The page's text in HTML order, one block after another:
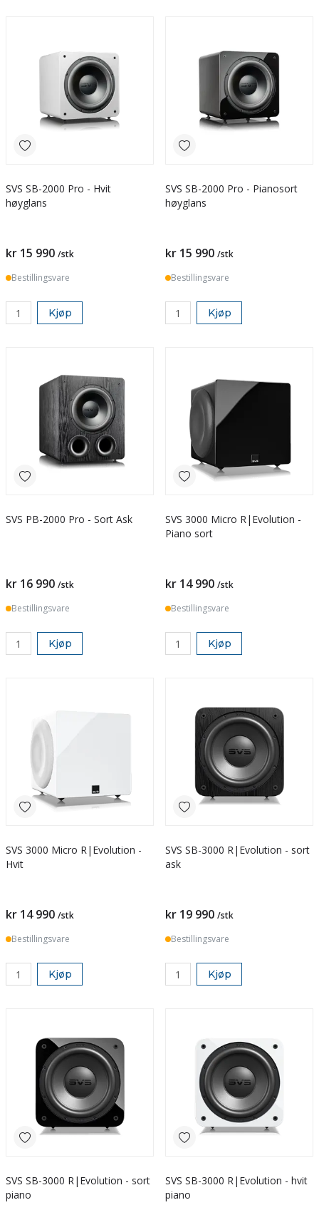
SVS SB-2000 Pro - Hvit
høyglans
kr 15 990 /stk
Bestillingsvare
Kjøp
SVS SB-2000 Pro - Pianosort
høyglans
kr 15 990 /stk
Bestillingsvare
Kjøp
SVS PB-2000 Pro - Sort Ask
kr 16 990 /stk
Bestillingsvare
Kjøp
SVS 3000 Micro R|Evolution -
Piano sort
kr 14 990 /stk
Bestillingsvare
Kjøp
SVS 3000 Micro R|Evolution -
Hvit
kr 14 990 /stk
Bestillingsvare
Kjøp
SVS SB-3000 R|Evolution - sort
ask
kr 19 990 /stk
Bestillingsvare
Kjøp
SVS SB-3000 R|Evolution - sort
piano
SVS SB-3000 R|Evolution - hvit
piano